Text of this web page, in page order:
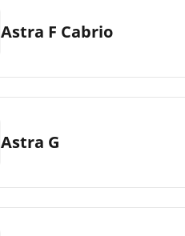
Astra F Cabrio
Astra G